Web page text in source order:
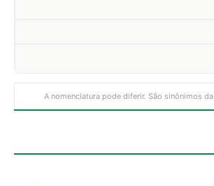
A nomenclatura pode diferir. São sinônimos da